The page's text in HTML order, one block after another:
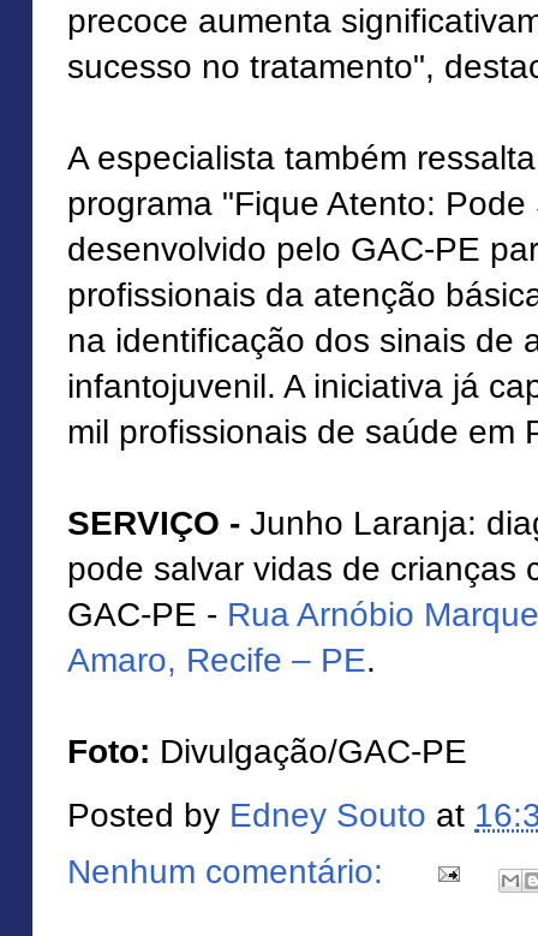
precoce aumenta
sucesso no tratamento",
A especialista também
programa "Fique Atento:
desenvolvido pelo GAC-PE
profissionais da atenção
na identificação dos sinais de
infantojuvenil. A iniciativa já
mil profissionais de saúde em
SERVIÇO - Junho Laranja:
pode salvar vidas de crianças
GAC-PE - Rua Arnóbio
Amaro, Recife – PE.
Foto: Divulgação/GAC-PE
Posted by Edney Souto at
Nenhum comentário: